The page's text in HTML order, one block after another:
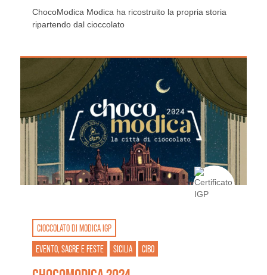
ChocoModica Modica ha ricostruito la propria storia
ripartendo dal cioccolato
CIOCCOLATO DI MODICA IGP
EVENTO, SAGRE E FESTE
SICILIA CIBO